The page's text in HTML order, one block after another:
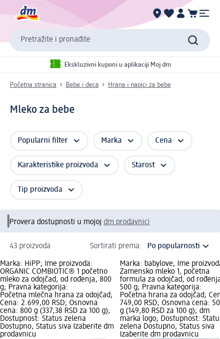
Pretražite i pronađite
Ekskluzivni kuponi u aplikaciji Moj dm
Početna stranica Bebe i deca Hrana i napici za bebe
Mleko za bebe
Popularni filter Marka Cena
Karakteristike proizvoda Starost
Tip proizvoda
Provera dostupnosti u mojoj dm prodavnici
43 proizvoda Sortirati prema:
Marka: HiPP; Ime proizvoda:
ORGANIC COMBIOTIC® 1 početno
mleko za odojčad, od rođenja, 800
g; Pravna kategorija:
Početna mlečna hrana za odojčad;
Cena: 2.699,00 RSD; Osnovna
cena: 800 g (337,38 RSD za 100 g);
Dostupnost: Status zelena
Dostupno, Status siva Izaberite dm
prodavnicu
Marka: babylove; Ime
Zamensko mleko 1, početna
formula za odojčad, od
500 g; Pravna kategorija:
Početna hrana za odojčad;
749,00 RSD; Osnovna cena:
g (149,80 RSD za 100 g); dm
marka logo; Dostupnost:
zelena Dostupno, Status siva
Izaberite dm prodavnicu